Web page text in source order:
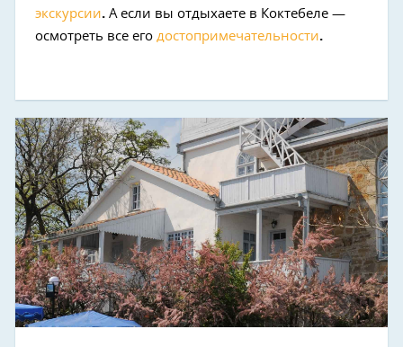
экскурсии. А если вы отдыхаете в Коктебеле —
осмотреть все его достопримечательности.